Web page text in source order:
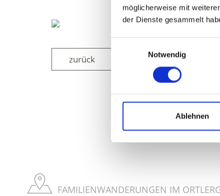
möglicherweise mit
der Dienste gesammelt
Notwendig
Ablehnen
zurück
WAR DER
FAMILIENWANDERUNGEN IM